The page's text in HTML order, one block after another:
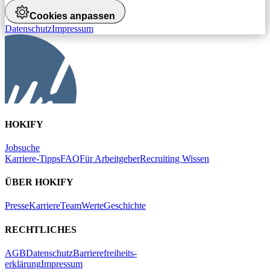
Cookies anpassen
DatenschutzImpressum
HOKIFY
Jobsuche
Karriere-TippsFAQFür ArbeitgeberRecruiting Wissen
ÜBER HOKIFY
PresseKarriereTeamWerteGeschichte
RECHTLICHES
AGBDatenschutzBarrierefreiheits-
erklärungImpressum